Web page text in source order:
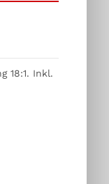
18:1. Inkl.